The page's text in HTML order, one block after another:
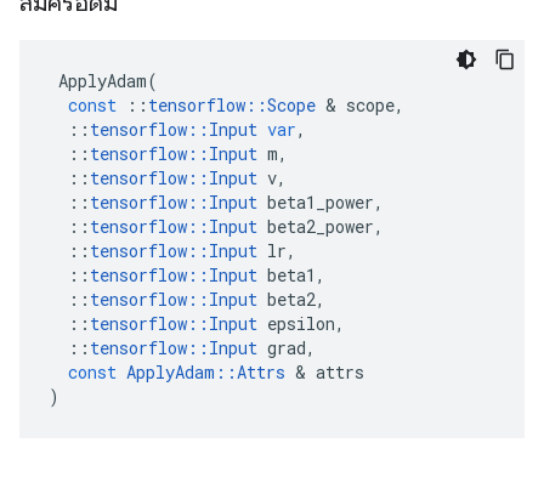
ApplyAdam(
const
:: tensorflow ::Scope & scope,
:: tensorflow :: Input var,
:: tensorflow :: Input m,
:: tensorflow :: Input v,
:: tensorflow :: Input beta1_power,
:: tensorflow :: Input beta2_power,
:: tensorflow :: Input lr,
:: tensorflow :: Input beta1 ,
:: tensorflow :: Input beta2,
:: tensorflow :: Input epsilon,
:: tensorflow :: Input grad,
const ApplyAdam ::Attrs & attrs
)